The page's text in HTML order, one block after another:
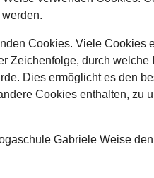
Cookies. Viele
Zeichenfolge, durch
Dies ermöglicht es den
Cookies enthalten,
Gabriele Weise